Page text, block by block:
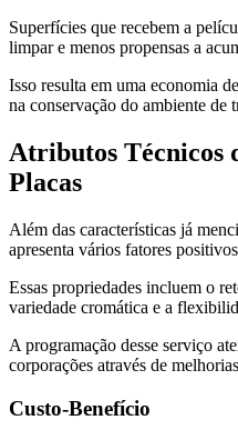
Superfícies que recebem a
limpar e menos propensas a
Isso resulta em uma economia
na conservação do ambiente de
Atributos Técnicos
Placas
Além das características já
apresenta vários fatores
Essas propriedades incluem o
variedade cromática e a
A programação desse serviço
corporações através de
Custo-Benefício